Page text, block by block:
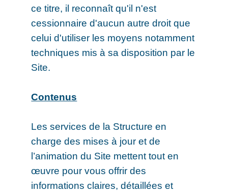
ce titre, il reconnaît qu'il n'est
cessionnaire d'aucun autre droit que
celui d'utiliser les moyens notamment
techniques mis à sa disposition par le
Site.
Contenus
Les services de la Structure en
charge des mises à jour et de
l’animation du Site mettent tout en
œuvre pour vous offrir des
informations claires, détaillées et